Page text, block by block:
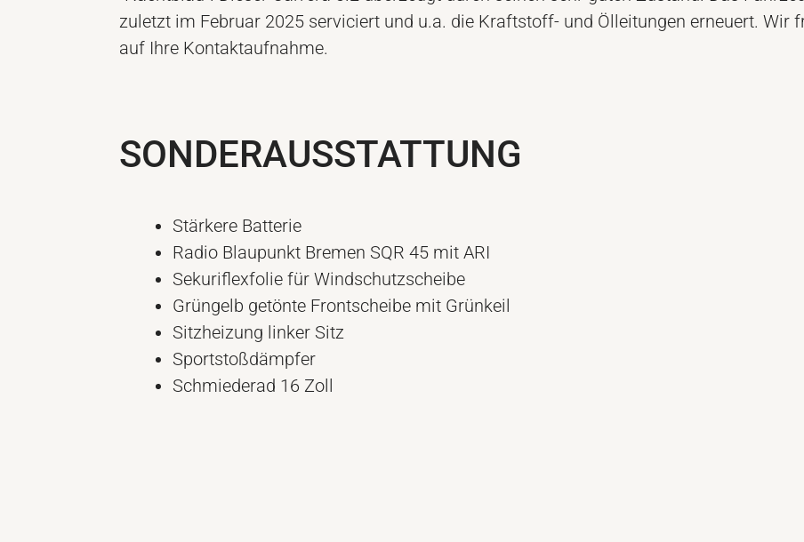
zuletzt im Februar 2025 serviciert und u.a. die Kraftstoff- und Ölleitungen erneuert. Wir
auf Ihre Kontaktaufnahme.
SONDERAUSSTATTUNG
Stärkere Batterie
Radio Blaupunkt Bremen SQR 45 mit ARI
Sekuriflexfolie für Windschutzscheibe
Grüngelb getönte Frontscheibe mit Grünkeil
Sitzheizung linker Sitz
Sportstoßdämpfer
Schmiederad 16 Zoll